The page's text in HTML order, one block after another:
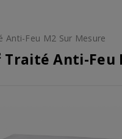
Anti-Feu M2 Sur Mesure
Traité Anti-Feu